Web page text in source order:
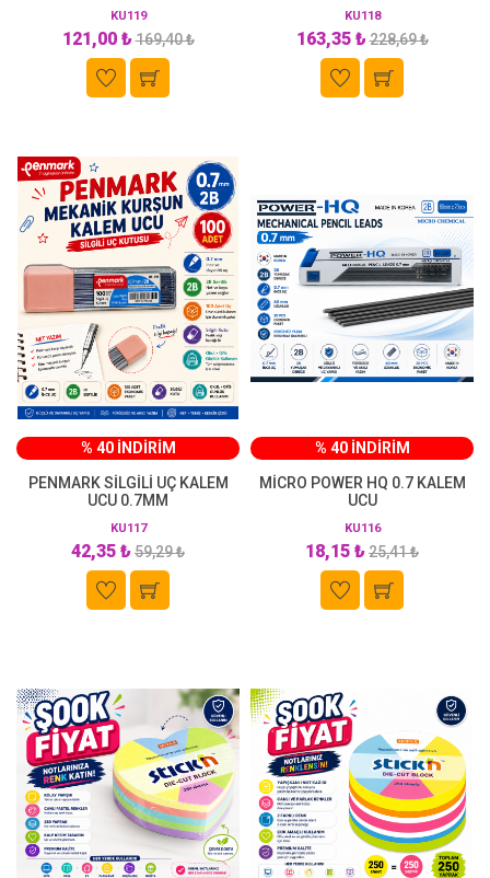
KU119
121,00 ₺169,40 ₺
KU118
163,35 ₺228,69 ₺
% 40 İNDİRİM
PENMARK SİLGİLİ UÇ KALEM
UCU 0.7MM
KU117
42,35 ₺59,29 ₺
% 40 İNDİRİM
MİCRO POWER HQ 0.7 KALEM
UCU
KU116
18,15 ₺25,41 ₺